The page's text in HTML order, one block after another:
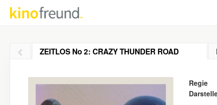
ZEITLOS No 2: CRAZY THUNDER ROAD
Regie